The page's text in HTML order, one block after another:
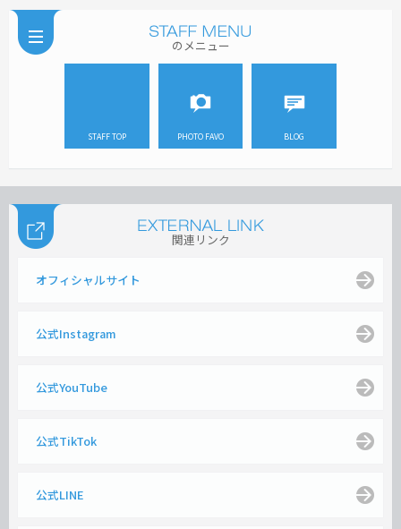
のメニュー
STAFF TOP PHOTO FAVO BLOG
関連リンク
オフィシャルサイト
公式Instagram
公式YouTube
公式TikTok
公式LINE